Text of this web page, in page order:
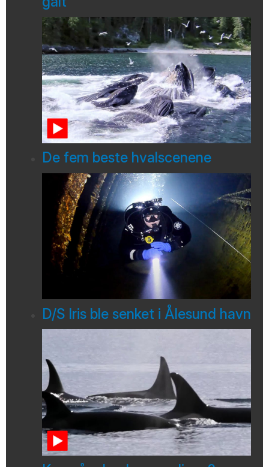
De fem beste hvalscenene
D/S Iris ble senket i Ålesund havn